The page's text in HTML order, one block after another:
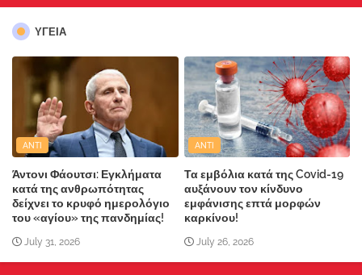
ΥΓΕΙΑ
ANTI
Άντονι Φάουτσι: Εγκλήματα
κατά της ανθρωπότητας
δείχνει το κρυφό ημερολόγιο
του «αγίου» της πανδημίας!
July 31, 2026
ANTI
Τα εμβόλια κατά της Covid-19
αυξάνουν τον κίνδυνο
εμφάνισης επτά μορφών
καρκίνου!
July 26, 2026